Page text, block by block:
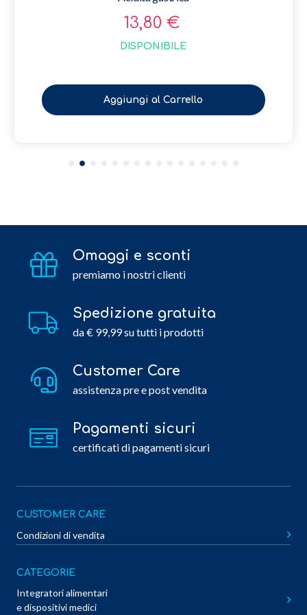
13,80 €
DISPONIBILE
Aggiungi al Carrello
Omaggi e sconti
premiamo i nostri clienti
Spedizione gratuita
da € 99,99 su tutti i prodotti
Customer Care
assistenza pre e post vendita
Pagamenti sicuri
certificati di pagamenti sicuri
CUSTOMER CARE
Condizioni di vendita
CATEGORIE
Integratori alimentari
e dispositivi medici